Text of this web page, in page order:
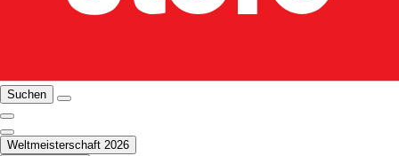
Suchen
Weltmeisterschaft 2026